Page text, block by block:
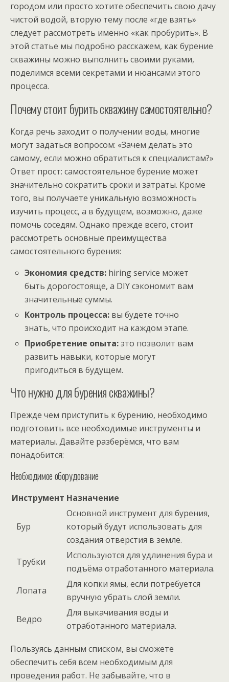
городом или просто хотите обеспечить свою дачу
чистой водой, вторую тему после «где взять»
следует рассмотреть именно «как пробурить». В
этой статье мы подробно расскажем, как бурение
скважины можно выполнить своими руками,
поделимся всеми секретами и нюансами этого
процесса.
Почему стоит бурить скважину самостоятельно?
Когда речь заходит о получении воды, многие
могут задаться вопросом: «Зачем делать это
самому, если можно обратиться к специалистам?»
Ответ прост: самостоятельное бурение может
значительно сократить сроки и затраты. Кроме
того, вы получаете уникальную возможность
изучить процесс, а в будущем, возможно, даже
помочь соседям. Однако прежде всего, стоит
рассмотреть основные преимущества
самостоятельного бурения:
Экономия средств: hiring service может
быть дорогостояще, а DIY сэкономит вам
значительные суммы.
Контроль процесса: вы будете точно
знать, что происходит на каждом этапе.
Приобретение опыта:это позволит вам
развить навыки, которые могут
пригодиться в будущем.
Что нужно для бурения скважины?
Прежде чем приступить к бурению, необходимо
подготовить все необходимые инструменты и
материалы. Давайте разберёмся, что вам
понадобится:
Необходимое оборудование
Инструмент Назначение
Бур
Основной инструмент для бурения,
который будут использовать для
создания отверстия в земле.
Трубки
Используются для удлинения бура и
подъёма отработанного материала.
Лопата
Для копки ямы, если потребуется
вручную убрать слой земли.
Ведро
Для выкачивания воды и
отработанного материала.
Пользуясь данным списком, вы сможете
обеспечить себя всем необходимым для
проведения работ. Не забывайте, что в